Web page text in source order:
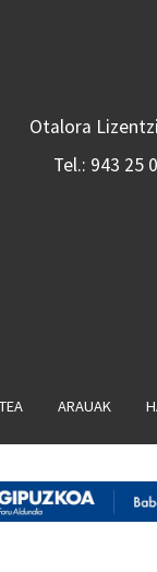
Otalora
Tel.: 943 25
ARAUAK